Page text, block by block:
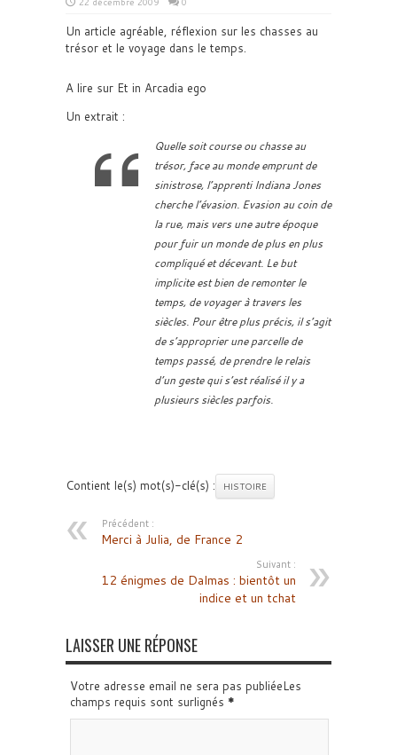
Un article agréable, réflexion sur les chasses au
trésor et le voyage dans le temps.
A lire sur Et in Arcadia ego
Un extrait :
Quelle soit course ou chasse au
trésor, face au monde emprunt de
sinistrose, l’apprenti Indiana Jones
cherche l’évasion. Evasion au coin de
la rue, mais vers une autre époque
pour fuir un monde de plus en plus
compliqué et décevant. Le but
implicite est bien de remonter le
temps, de voyager à travers les
siècles. Pour être plus précis, il s’agit
de s’approprier une parcelle de
temps passé, de prendre le relais
d’un geste qui s’est réalisé il y a
plusieurs siècles parfois.
Contient le(s) mot(s)-clé(s) : HISTOIRE
Précédent :
Merci à Julia, de France 2
Suivant :
12 énigmes de Dalmas : bientôt un
indice et un tchat
LAISSER UNE RÉPONSE
Votre adresse email ne sera pas publiéeLes
champs requis sont surlignés *